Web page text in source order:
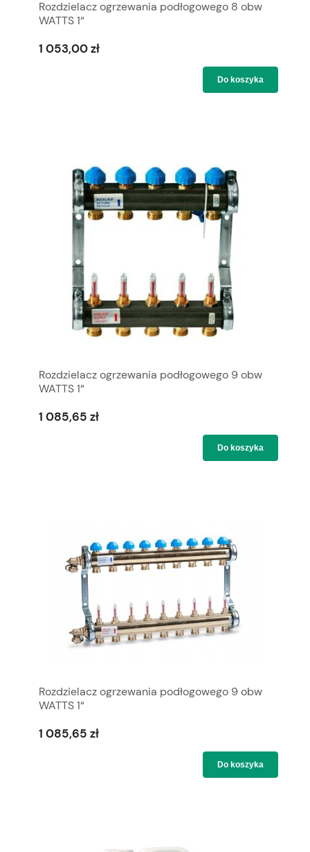
Rozdzielacz ogrzewania podłogowego 8 obw
WATTS 1“
1 053,00 zł
Do koszyka
Rozdzielacz ogrzewania podłogowego 9 obw
WATTS 1“
1 085,65 zł
Do koszyka
Rozdzielacz ogrzewania podłogowego 9 obw
WATTS 1“
1 085,65 zł
Do koszyka